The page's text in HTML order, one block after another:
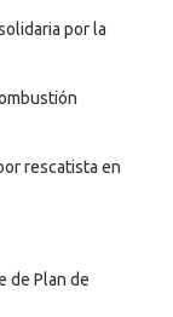
por la
rescatista en
de Plan de